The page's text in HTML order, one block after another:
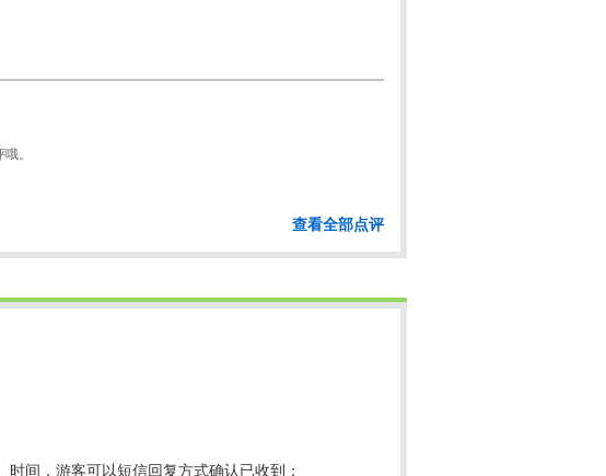
。
查看全部点评
间，游客可以短信回复方式确认已收到；